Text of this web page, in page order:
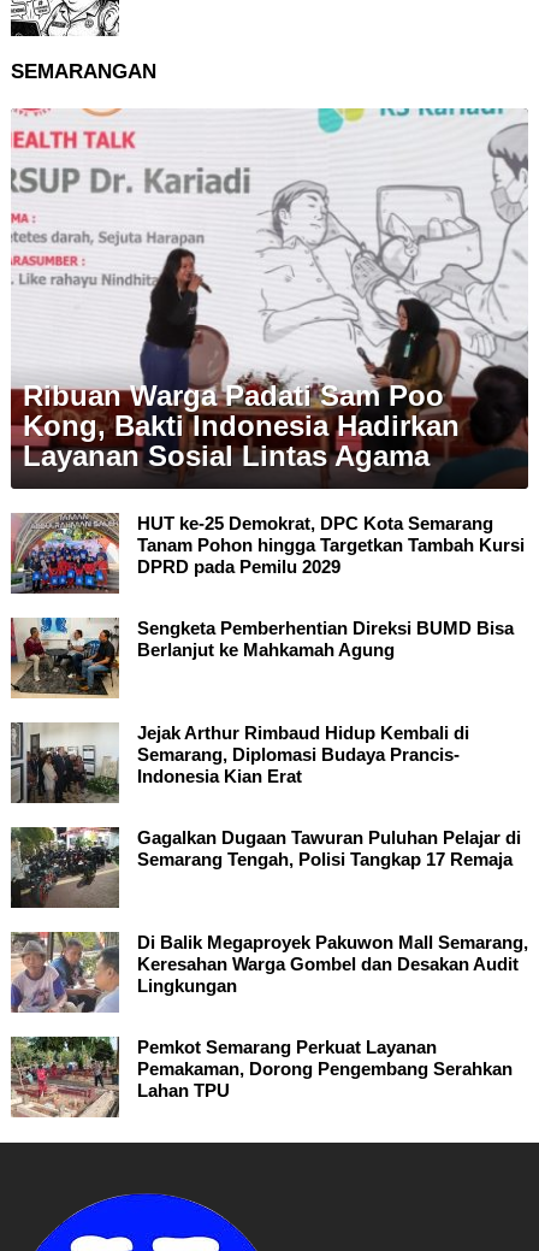
SEMARANGAN
Ribuan Warga Padati Sam Poo
Kong, Bakti Indonesia Hadirkan
Layanan Sosial Lintas Agama
HUT ke-25 Demokrat, DPC Kota Semarang
Tanam Pohon hingga Targetkan Tambah Kursi
DPRD pada Pemilu 2029
Sengketa Pemberhentian Direksi BUMD Bisa
Berlanjut ke Mahkamah Agung
Jejak Arthur Rimbaud Hidup Kembali di
Semarang, Diplomasi Budaya Prancis-
Indonesia Kian Erat
Gagalkan Dugaan Tawuran Puluhan Pelajar di
Semarang Tengah, Polisi Tangkap 17 Remaja
Di Balik Megaproyek Pakuwon Mall Semarang,
Keresahan Warga Gombel dan Desakan Audit
Lingkungan
Pemkot Semarang Perkuat Layanan
Pemakaman, Dorong Pengembang Serahkan
Lahan TPU